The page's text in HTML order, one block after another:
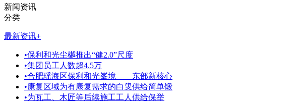
新闻资讯
分类
最新资讯+
•保利和光尘樾推出“健2.0”尺度
•集团员工人数超4.5万
•合肥瑶海区保利和光峯境——东部新核心
•康复区域为有康复需求的白叟供给简单锻
•为瓦工、木匠等后续施工工人供给保举